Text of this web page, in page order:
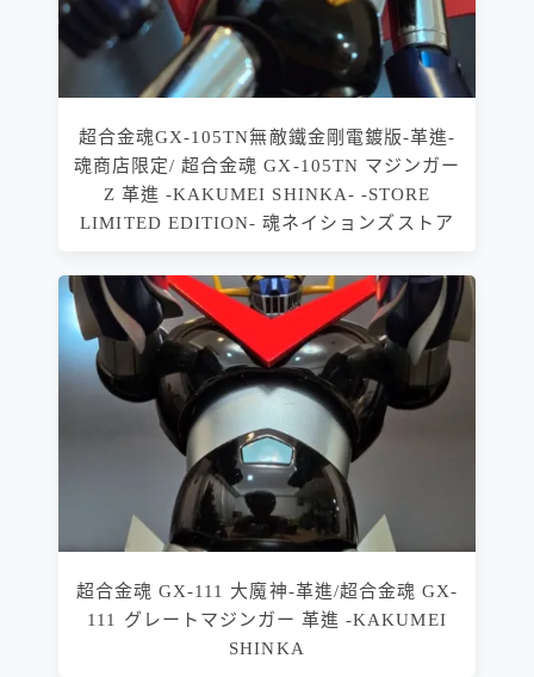
超合金魂GX-105TN無敵鐵金剛電鍍版-革進-
魂商店限定/ 超合金魂 GX-105TN マジンガー
Z 革進 -KAKUMEI SHINKA- -STORE
LIMITED EDITION- 魂ネイションズストア
超合金魂 GX-111 大魔神-革進/超合金魂 GX-
111 グレートマジンガー 革進 -KAKUMEI
SHINKA